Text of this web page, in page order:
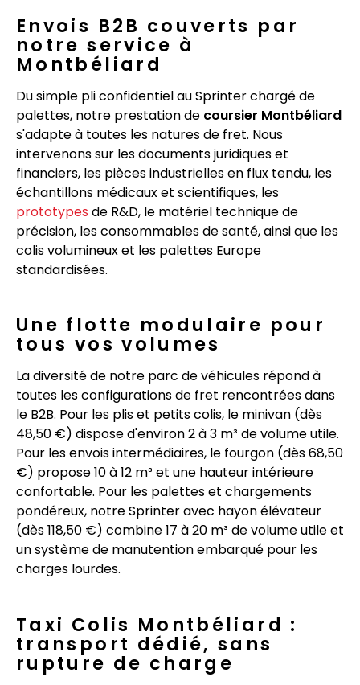
Envois B2B couverts par
notre service à
Montbéliard
Du simple pli confidentiel au Sprinter chargé de
palettes, notre prestation de coursier Montbéliard
s'adapte à toutes les natures de fret. Nous
intervenons sur les documents juridiques et
financiers, les pièces industrielles en flux tendu, les
échantillons médicaux et scientifiques, les
prototypes de R&D, le matériel technique de
précision, les consommables de santé, ainsi que les
colis volumineux et les palettes Europe
standardisées.
Une flotte modulaire pour
tous vos volumes
La diversité de notre parc de véhicules répond à
toutes les configurations de fret rencontrées dans
le B2B. Pour les plis et petits colis, le minivan (dès
48,50 €) dispose d'environ 2 à 3 m³ de volume utile.
Pour les envois intermédiaires, le fourgon (dès 68,50
€) propose 10 à 12 m³ et une hauteur intérieure
confortable. Pour les palettes et chargements
pondéreux, notre Sprinter avec hayon élévateur
(dès 118,50 €) combine 17 à 20 m³ de volume utile et
un système de manutention embarqué pour les
charges lourdes.
Taxi Colis Montbéliard :
transport dédié, sans
rupture de charge